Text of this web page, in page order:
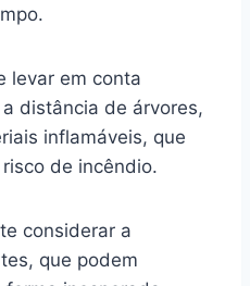
levar em conta
distância de árvores,
inflamáveis, que
de incêndio.
considerar a
que podem